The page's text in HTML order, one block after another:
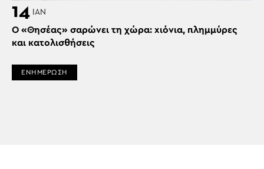
14 ΙΑΝ
Ο «Θησέας» σαρώνει τη χώρα: xιόνια, πλημμύρες
και κατολισθήσεις
ΕΝΗΜΕΡΩΣΗ